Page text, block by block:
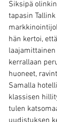
Siksipä
tapasin
hän kertoi,
kerrallaan
huoneet,
Samalla
klassisen
tulen